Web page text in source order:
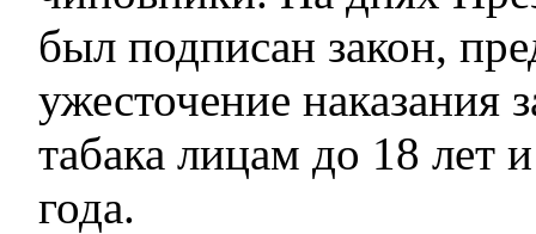
был подписан закон,
ужесточение наказания
табака лицам до 18 лет
года.